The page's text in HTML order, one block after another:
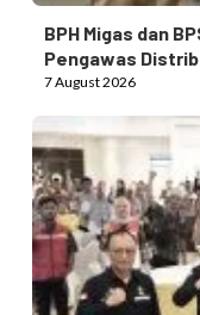
BPH Migas dan
Pengawas
7 August 2026